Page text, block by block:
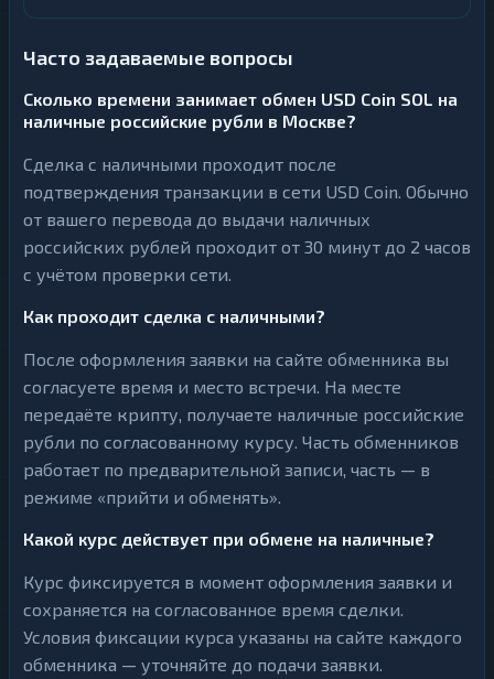
Часто задаваемые вопросы
Сколько времени занимает обмен USD Coin SOL на
наличные российские рубли в Москве?
Сделка с наличными проходит после
подтверждения транзакции в сети USD Coin. Обычно
от вашего перевода до выдачи наличных
российских рублей проходит от 30 минут до 2 часов
с учётом проверки сети.
Как проходит сделка с наличными?
После оформления заявки на сайте обменника вы
согласуете время и место встречи. На месте
передаёте крипту, получаете наличные российские
рубли по согласованному курсу. Часть обменников
работает по предварительной записи, часть — в
режиме «прийти и обменять».
Какой курс действует при обмене на наличные?
Курс фиксируется в момент оформления заявки и
сохраняется на согласованное время сделки.
Условия фиксации курса указаны на сайте каждого
обменника — уточняйте до подачи заявки.